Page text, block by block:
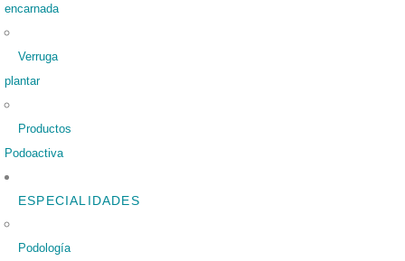
encarnada
Verruga
plantar
Productos
Podoactiva
ESPECIALIDADES
Podología